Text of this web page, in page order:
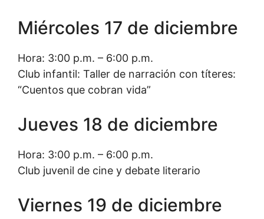
Miércoles 17 de diciembre
Hora: 3:00 p.m. – 6:00 p.m.
Club infantil: Taller de narración con títeres:
“Cuentos que cobran vida”
Jueves 18 de diciembre
Hora: 3:00 p.m. – 6:00 p.m.
Club juvenil de cine y debate literario
Viernes 19 de diciembre